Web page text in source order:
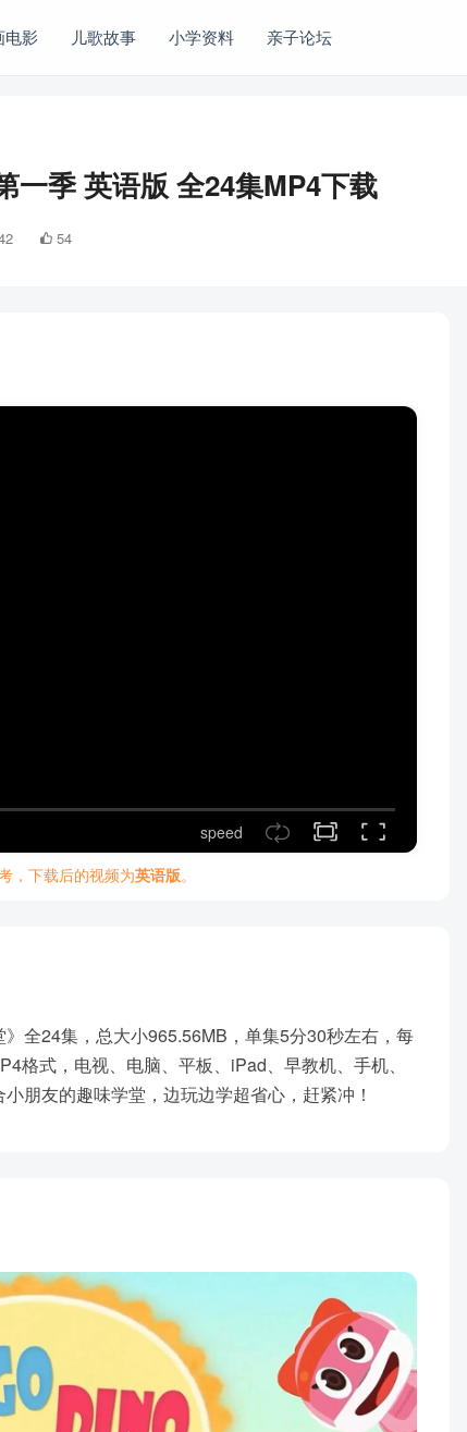
电影 儿歌故事 小学资料 亲子论坛
一季 英语版 全24集MP4下载
54
speed
，下载后的视频为英语版。
全24集，总大小965.56MB，单集5分30秒左右，每
格式，电视、电脑、平板、iPad、早教机、手机、
朋友的趣味学堂，边玩边学超省心，赶紧冲！